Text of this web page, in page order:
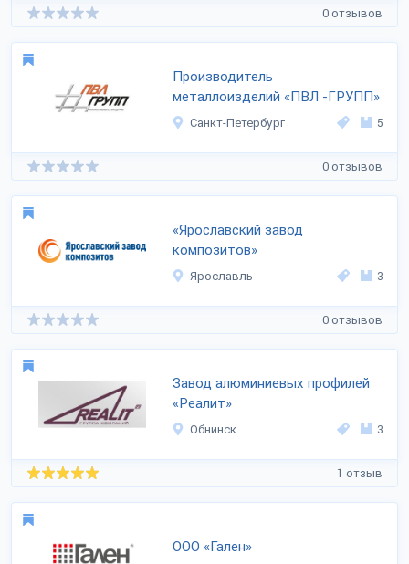
0 отзывов
Производитель
металлоизделий «ПВЛ -ГРУПП»
Санкт-Петербург 5
0 отзывов
«Ярославский завод
композитов»
Ярославль 3
0 отзывов
Завод алюминиевых профилей
«Реалит»
Обнинск 3
1 отзыв
ООО «Гален»